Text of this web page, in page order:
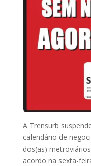
A Trensurb
calendário de
dos(as)
acordo na sexta-